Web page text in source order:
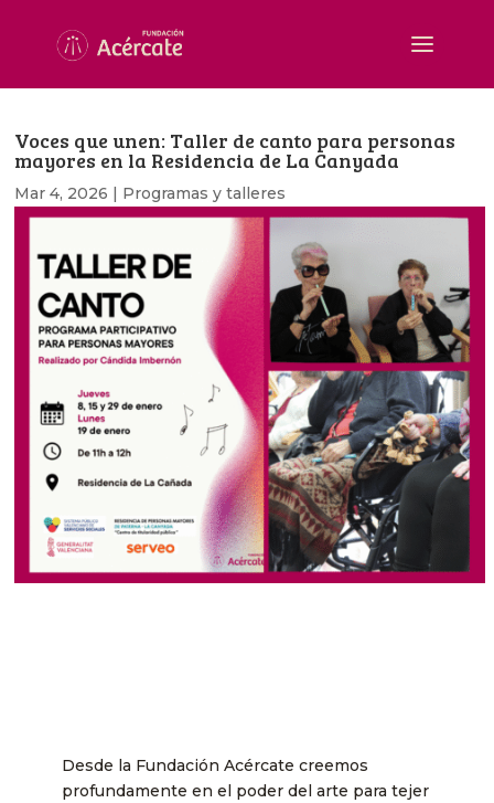
Voces que unen: Taller de canto para personas
mayores en la Residencia de La Canyada
Mar 4, 2026 | Programas y talleres
Desde la Fundación Acércate creemos
profundamente en el poder del arte para tejer